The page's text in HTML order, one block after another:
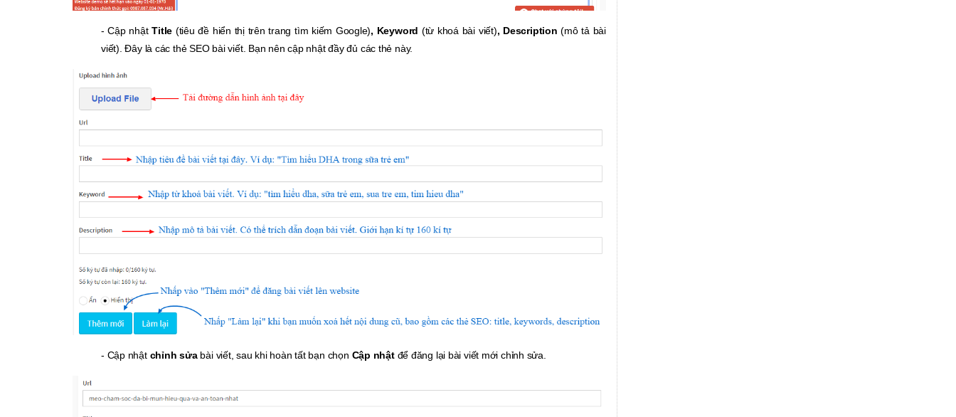
- Cập nhậtTitle (tiêu đề hiển thị trên trang tìm kiếm Google), Keyword (từ khoá bài viết), Description(mô tả bài
viết). Đây là các thẻ SEO bài viết. Bạn nên cập nhật đầy đủ các thẻ này.
- Cập nhật chỉnh sửa bài viết, sau khi hoàn tất bạn chọn Cập nhật để đăng lại bài viết mới chỉnh sửa.